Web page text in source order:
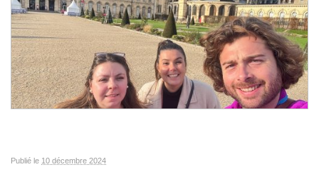
Publié le 10 décembre 2024